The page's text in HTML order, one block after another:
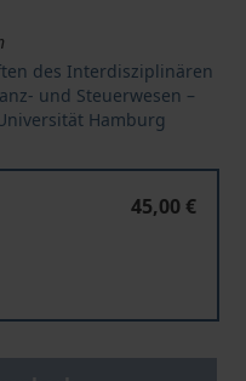
des Interdisziplinären
und Steuerwesen –
Hamburg
45,00 €